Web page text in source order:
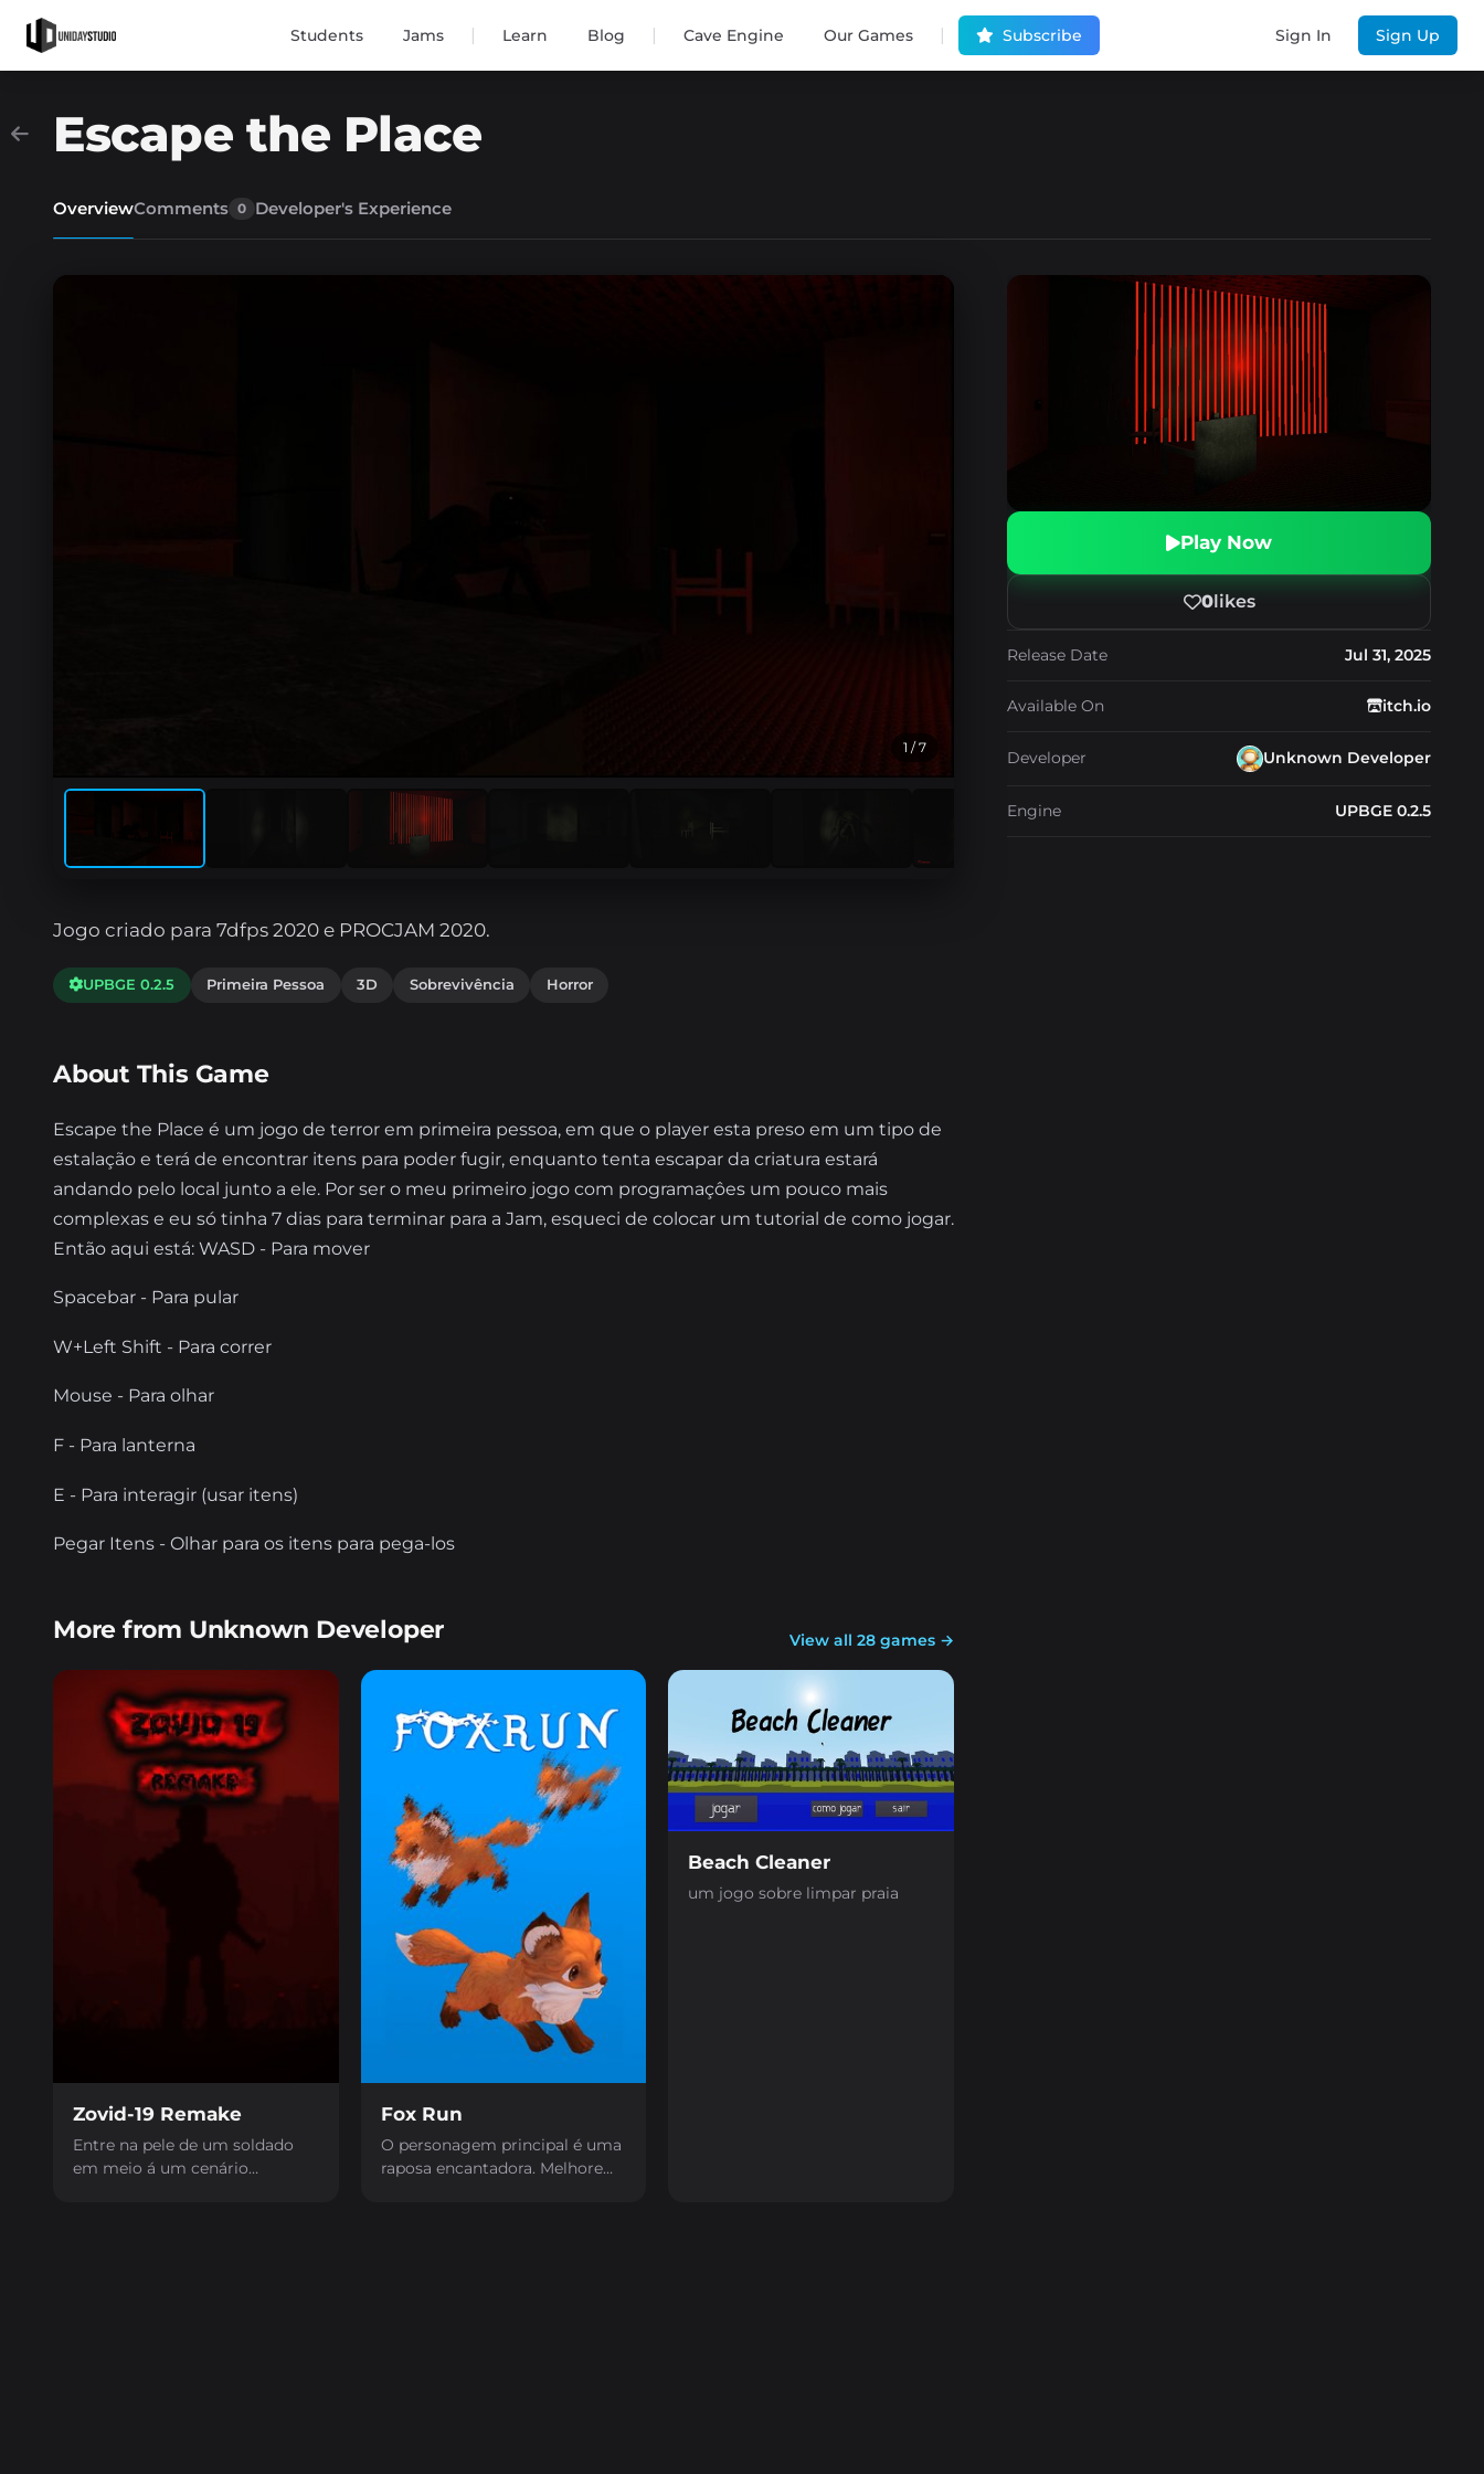
Students Jams | Learn Blog | Cave Engine Our Games | Subscribe Sign In Sign Up
Escape the Place
OverviewComments 0 Developer's Experience
Play Now
0likes
Release Date Jul 31, 2025
Available On itch.io
Developer Unknown Developer
Engine UPBGE 0.2.5
1 / 7
Jogo criado para 7dfps 2020 e PROCJAM 2020.
UPBGE 0.2.5 Primeira Pessoa 3D Sobrevivência Horror
About This Game
Escape the Place é um jogo de terror em primeira pessoa, em que o player esta preso em um tipo de
estalação e terá de encontrar itens para poder fugir, enquanto tenta escapar da criatura estará
andando pelo local junto a ele. Por ser o meu primeiro jogo com programaçôes um pouco mais
complexas e eu só tinha 7 dias para terminar para a Jam, esqueci de colocar um tutorial de como jogar.
Então aqui está: WASD - Para mover
Spacebar - Para pular
W+Left Shift - Para correr
Mouse - Para olhar
F - Para lanterna
E - Para interagir (usar itens)
Pegar Itens - Olhar para os itens para pega-los
More from Unknown Developer View all 28 games →
Zovid-19 Remake
Entre na pele de um soldado
em meio á um cenário
Fox Run
O personagem principal é uma
raposa encantadora. Melhore
Beach Cleaner
um jogo sobre limpar praia